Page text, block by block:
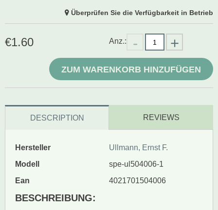
Überprüfen Sie die Verfügbarkeit in Betrieb
€1.60 Anz.:
ZUM WARENKORB HINZUFÜGEN
DESCRIPTION REVIEWS
Hersteller
Ullmann, Ernst F.
Modell
spe-ul504006-1
Ean
4021701504006
BESCHREIBUNG: